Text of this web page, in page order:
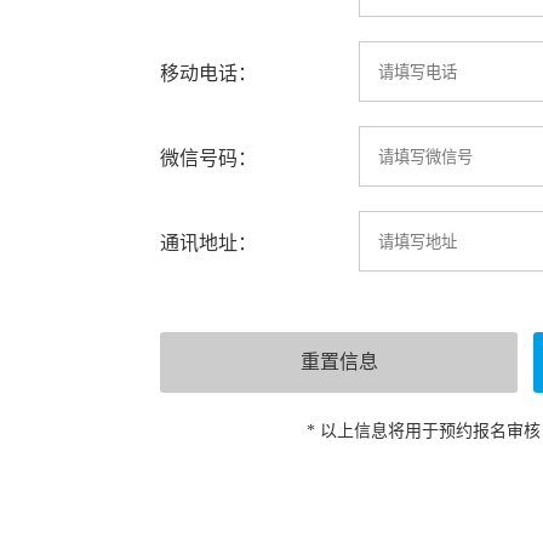
移动电话：
微信号码：
通讯地址：
* 以上信息将用于预约报名审